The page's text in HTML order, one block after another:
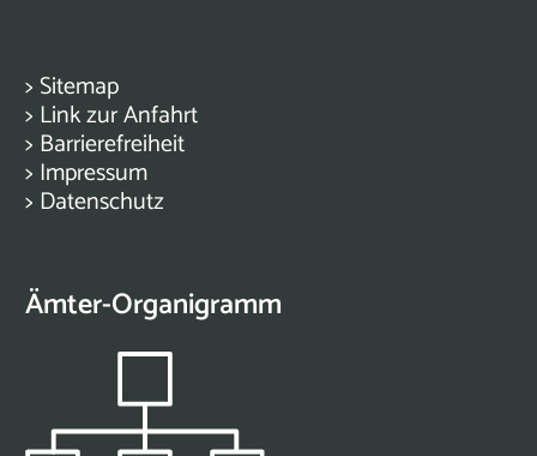
> Sitemap
> Link zur Anfahrt
> Barrierefreiheit
> Impressum
> Datenschutz
Ämter-Organigramm